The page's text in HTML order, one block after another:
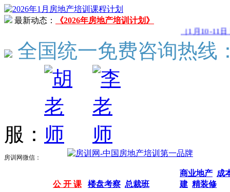
最新动态：
《2026年房地产培训计划》
（1月10-11日 郑
全国统一免费咨询热线
服：
房训网微信：
公 开 课 楼盘考察 总裁班
商业地产 成
建 精装修